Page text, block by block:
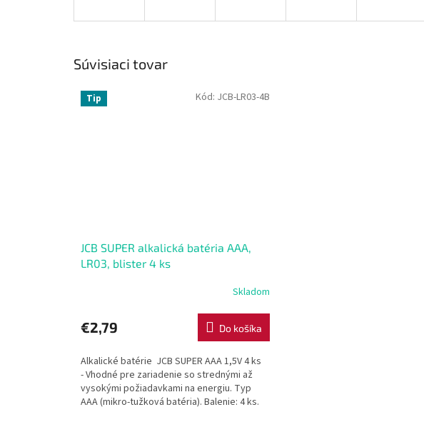
Súvisiaci tovar
Tip
JCB SUPER alkalická batéria AAA,
LR03, blister 4 ks
Skladom
€2,79 Do košíka
Alkalické batérie JCB SUPER AAA 1,5V 4 ks
- Vhodné pre zariadenie so strednými až
vysokými požiadavkami na energiu. Typ
AAA (mikro-tužková batéria). Balenie: 4 ks.
Kód: JCB-LR03-4B